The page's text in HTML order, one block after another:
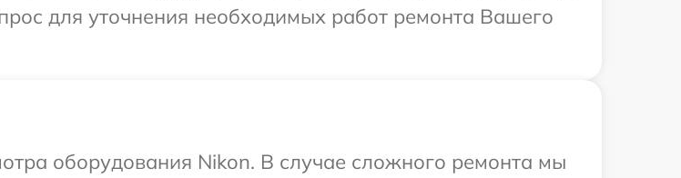
для уточнения необходимых работ ремонта Вашего
оборудования Nikon. В случае сложного ремонта мы